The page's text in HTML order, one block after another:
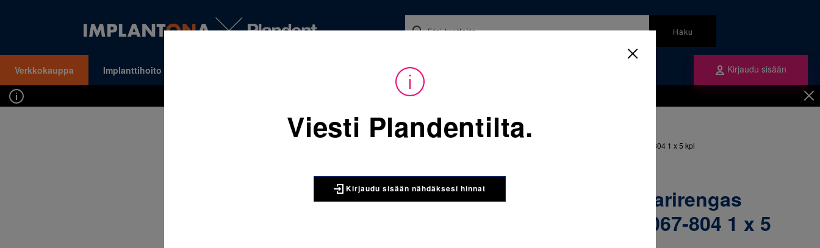
Haku
Verkkokauppa Implanttihoito Ajankohtaista Kirjaudu sisään
Kirjaudu sisään nähdäksesi hinnat. Tarvitsetko tunnukset verkkokauppaan? Tilaa ne
Sijainti:Tarvikkeet / Oikominen
067-804-952-473 Molaarirengas alaleuka oikea 36+ & 067-804 1 x 5 kpl
3M UNITEK
067-804-952-473 Molaarirengas
alaleuka oikea 36+ & 067-804 1 x 5
Viesti Plandentilta.
Kirjaudu sisään nähdäksesi hinnat